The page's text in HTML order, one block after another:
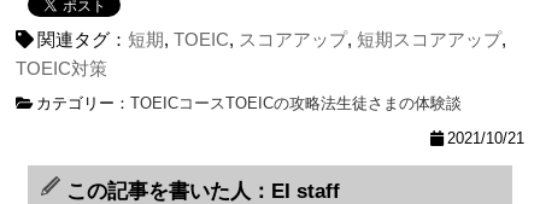
関連タグ：短期,TOEIC, スコアアップ,短期スコアアップ,
TOEIC対策
カテゴリー：TOEICコースTOEICの攻略法生徒さまの体験談
2021/10/21
この記事を書いた人：EI staff